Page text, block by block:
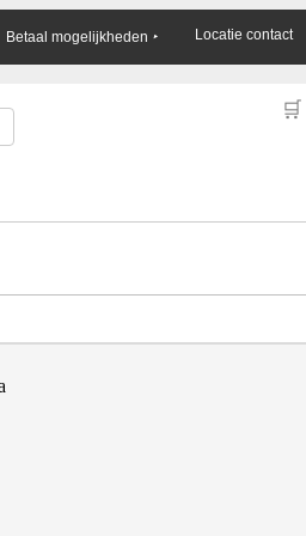
×
Locatie contact
Betaal mogelijkheden ‣
🛒